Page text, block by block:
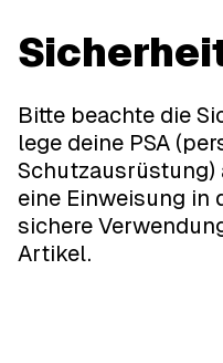
Bitte beachte die
lege deine PSA
Schutzausrüstung)
eine Einweisung in
sichere
Artikel.